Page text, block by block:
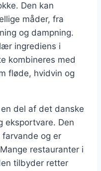
Den kan
måder, fra
og dampning.
ingrediens i
kombineres med
fløde, hvidvin og
del af det danske
eksportvare. Den
og er
restauranter i
tilbyder retter